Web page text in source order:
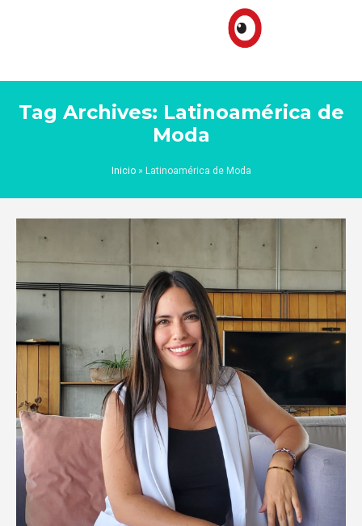
Tag Archives: Latinoamérica de
Moda
Inicio» Latinoamérica de Moda